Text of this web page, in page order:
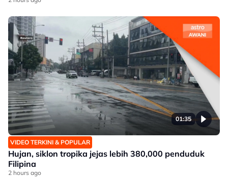
01:35
VIDEO TERKINI & POPULAR
Hujan, siklon tropika jejas lebih 380,000 penduduk
Filipina
2 hours ago